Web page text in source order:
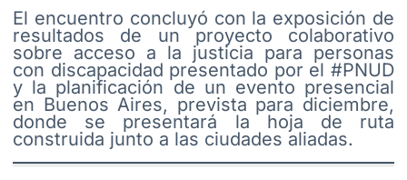
El encuentro concluyó con la exposición de
resultados de un proyecto colaborativo
sobre acceso a la justicia para personas
con discapacidad presentado por el #PNUD
y la planificación de un evento presencial
en Buenos Aires, prevista para diciembre,
donde se presentará la hoja de ruta
construida junto a las ciudades aliadas.